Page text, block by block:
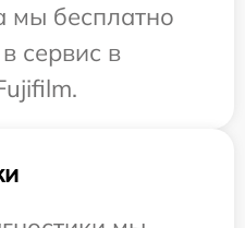
мы бесплатно
сервис в